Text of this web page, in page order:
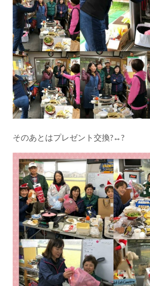
そのあとはプレゼント交換?↔️?